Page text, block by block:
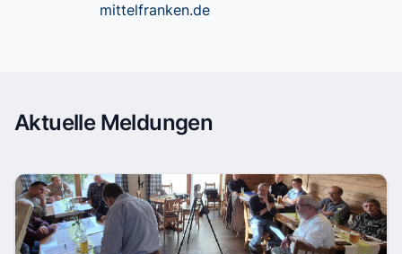
mittelfranken.de
Aktuelle Meldungen